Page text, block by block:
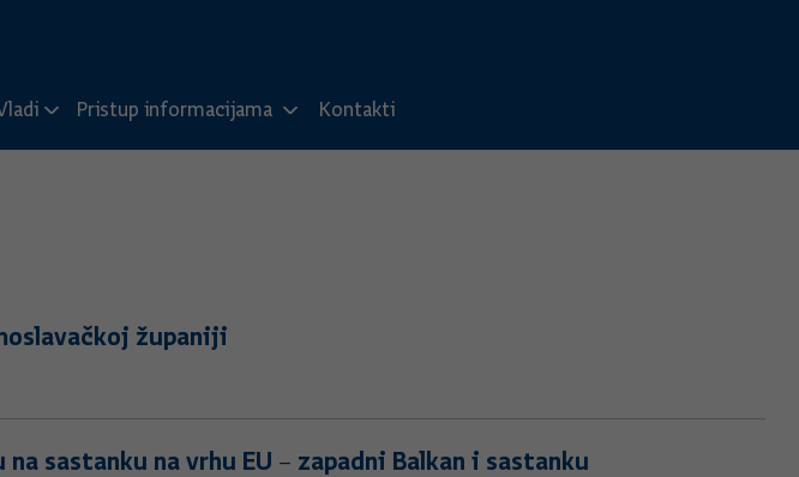
Pristup informacijama Kontakti
županiji
sastanku na vrhu EU – zapadni Balkan i sastanku